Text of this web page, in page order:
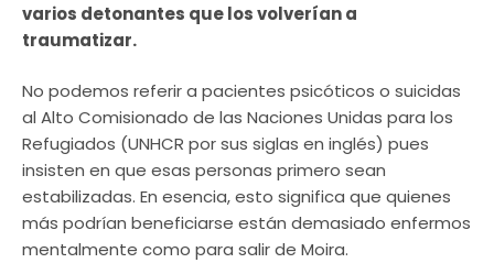
varios detonantes que los volverían a
traumatizar.
No podemos referir a pacientes psicóticos o suicidas
al Alto Comisionado de las Naciones Unidas para los
Refugiados (UNHCR por sus siglas en inglés) pues
insisten en que esas personas primero sean
estabilizadas. En esencia, esto significa que quienes
más podrían beneficiarse están demasiado enfermos
mentalmente como para salir de Moira.